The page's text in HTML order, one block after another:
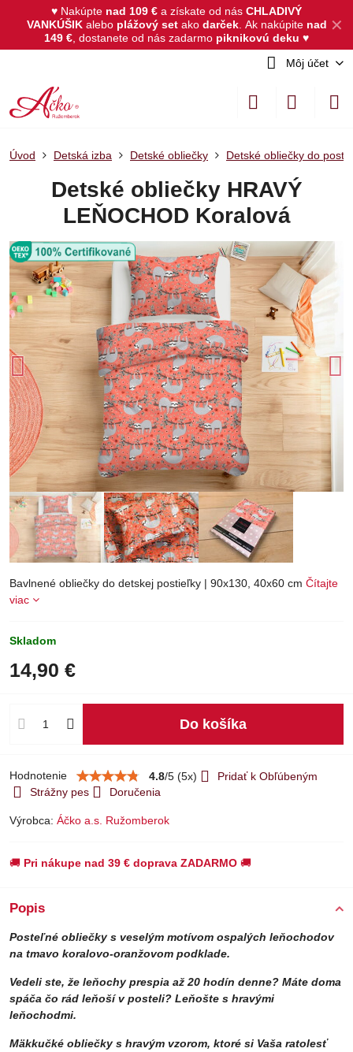
✕
♥ Nakúpte nad 109 € a získate od nás CHLADIVÝ
VANKÚŠIKalebo plážový set akodarček. Ak nakúpite nad
149 € , dostanete od nás zadarmo piknikovú deku ♥
Môj účet
Úvod Detská izba Detské obliečky Detské obliečky do
Detské obliečky HRAVÝ
LEŇOCHOD Koralová
Bavlnené obliečky do detskej postieľky | 90x130, 40x60 cm Čítajte
viac
Skladom
14,90 €
Do košíka
Hodnotenie 4.8/5 (5x)
Pridať k Obľúbeným
Strážny pes
Doručenia
Výrobca: Áčko a.s. Ružomberok
🚚 Pri nákupe nad 39 € doprava ZADARMO 🚚
Popis
Posteľné obliečky s veselým motívom ospalých leňochodov
na tmavo koralovo-oranžovom podklade.
Vedeli ste, že leňochy prespia až 20 hodín denne? Máte doma
spáča čo rád leňoší v posteli? Leňošte s hravými
leňochodmi.
Mäkkučké obliečky s hravým vzorom, ktoré si Vaša ratolesť